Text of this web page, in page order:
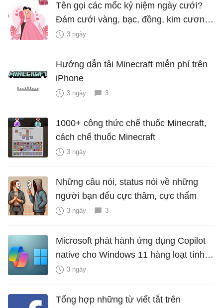
Tên gọi các mốc kỷ niệm ngày cưới?
Đám cưới vàng, bạc, đồng, kim cương
là bao nhiêu năm?
3 ngày
Hướng dẫn tải Minecraft miễn phí trên
iPhone
3 ngày 3
1000+ công thức chế thuốc Minecraft,
cách chế thuốc Minecraft
3 ngày
Những câu nói, status nói về những
người bạn đểu cực thâm, cực thấm
3 ngày 3
Microsoft phát hành ứng dụng Copilot
native cho Windows 11 hàng loạt tính
năng mới Hữu Ích
3 ngày
Tổng hợp những từ viết tắt trên